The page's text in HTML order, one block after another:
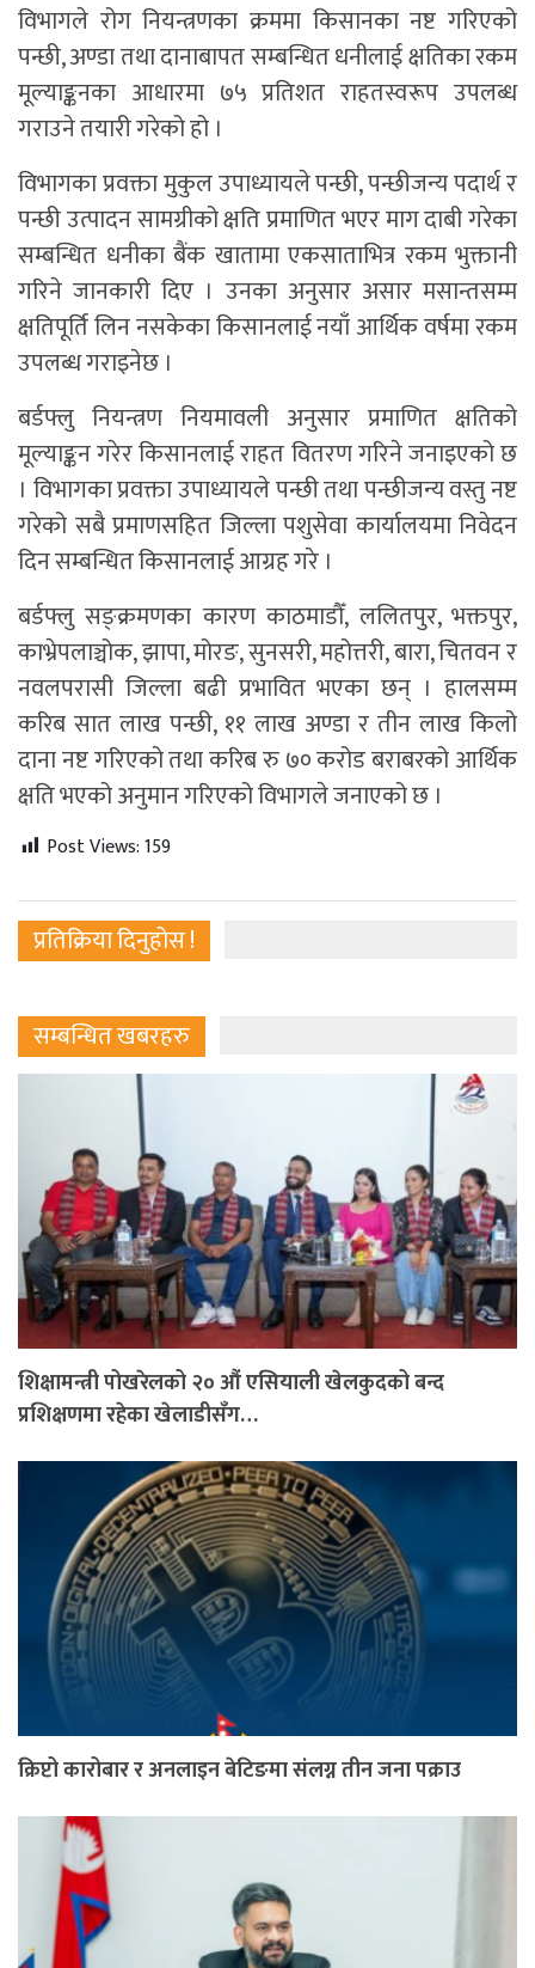
विभागले रोग नियन्त्रणका क्रममा किसानका नष्ट गरिएको
पन्छी, अण्डा तथा दानाबापत सम्बन्धित धनीलाई क्षतिका रकम
मूल्याङ्कनका आधारमा ७५ प्रतिशत राहतस्वरूप उपलब्ध
गराउने तयारी गरेको हो ।
विभागका प्रवक्ता मुकुल उपाध्यायले पन्छी, पन्छीजन्य पदार्थ र
पन्छी उत्पादन सामग्रीको क्षति प्रमाणित भएर माग दाबी गरेका
सम्बन्धित धनीका बैंक खातामा एकसाताभित्र रकम भुक्तानी
गरिने जानकारी दिए । उनका अनुसार असार मसान्तसम्म
क्षतिपूर्ति लिन नसकेका किसानलाई नयाँ आर्थिक वर्षमा रकम
उपलब्ध गराइनेछ ।
बर्डफ्लु नियन्त्रण नियमावली अनुसार प्रमाणित क्षतिको
मूल्याङ्कन गरेर किसानलाई राहत वितरण गरिने जनाइएको छ
। विभागका प्रवक्ता उपाध्यायले पन्छी तथा पन्छीजन्य वस्तु नष्ट
गरेको सबै प्रमाणसहित जिल्ला पशुसेवा कार्यालयमा निवेदन
दिन सम्बन्धित किसानलाई आग्रह गरे ।
बर्डफ्लु सङ्क्रमणका कारण काठमाडौँ, ललितपुर, भक्तपुर,
काभ्रेपलाञ्चोक, झापा, मोरङ, सुनसरी, महोत्तरी, बारा, चितवन र
नवलपरासी जिल्ला बढी प्रभावित भएका छन् । हालसम्म
करिब सात लाख पन्छी, ११ लाख अण्डा र तीन लाख किलो
दाना नष्ट गरिएको तथा करिब रु ७० करोड बराबरको आर्थिक
क्षति भएको अनुमान गरिएको विभागले जनाएको छ ।
Post Views:159
प्रतिक्रिया दिनुहोस !
सम्बन्धित खबरहरु
शिक्षामन्त्री पोखरेलको २० औं एसियाली खेलकुदको बन्द
प्रशिक्षणमा रहेका खेलाडीसँग…
क्रिप्टो कारोबार र अनलाइन बेटिङमा संलग्न तीन जना पक्राउ